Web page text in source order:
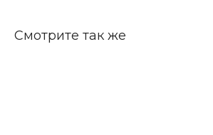
Смотрите так же